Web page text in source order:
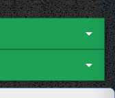

